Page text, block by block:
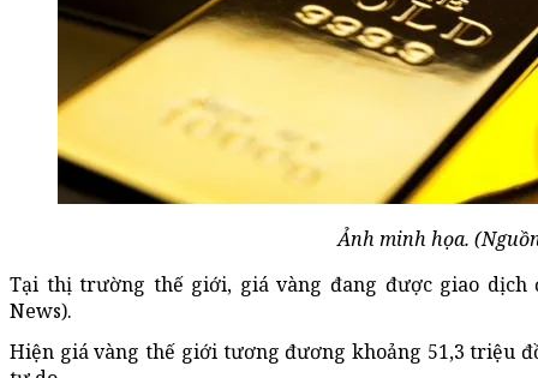
Ảnh minh họa.
Tại thị trường thế giới, giá vàng đang được giao dịch
News).
Hiện giá vàng thế giới tương đương khoảng 51,3 triệu